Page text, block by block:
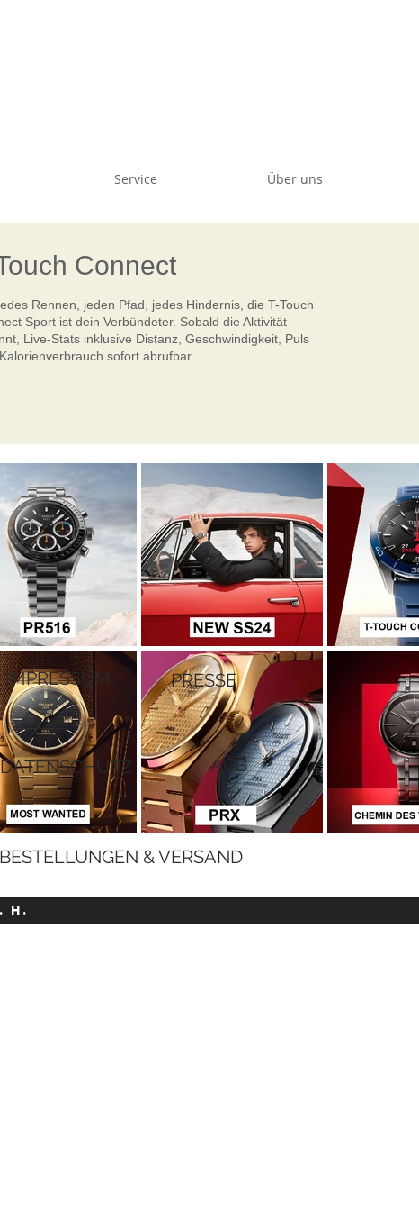
Service Über uns
Connect
Rennen, jeden Pfad, jedes Hindernis, die T-Touch
Sport ist dein Verbündeter. Sobald die Aktivität
Live-Stats inklusive Distanz, Geschwindigkeit, Puls
sofort abrufbar.
IMPRESSUM PRESSE
DATENSCHUTZ AGB
BESTELLUNGEN & VERSAND
H.